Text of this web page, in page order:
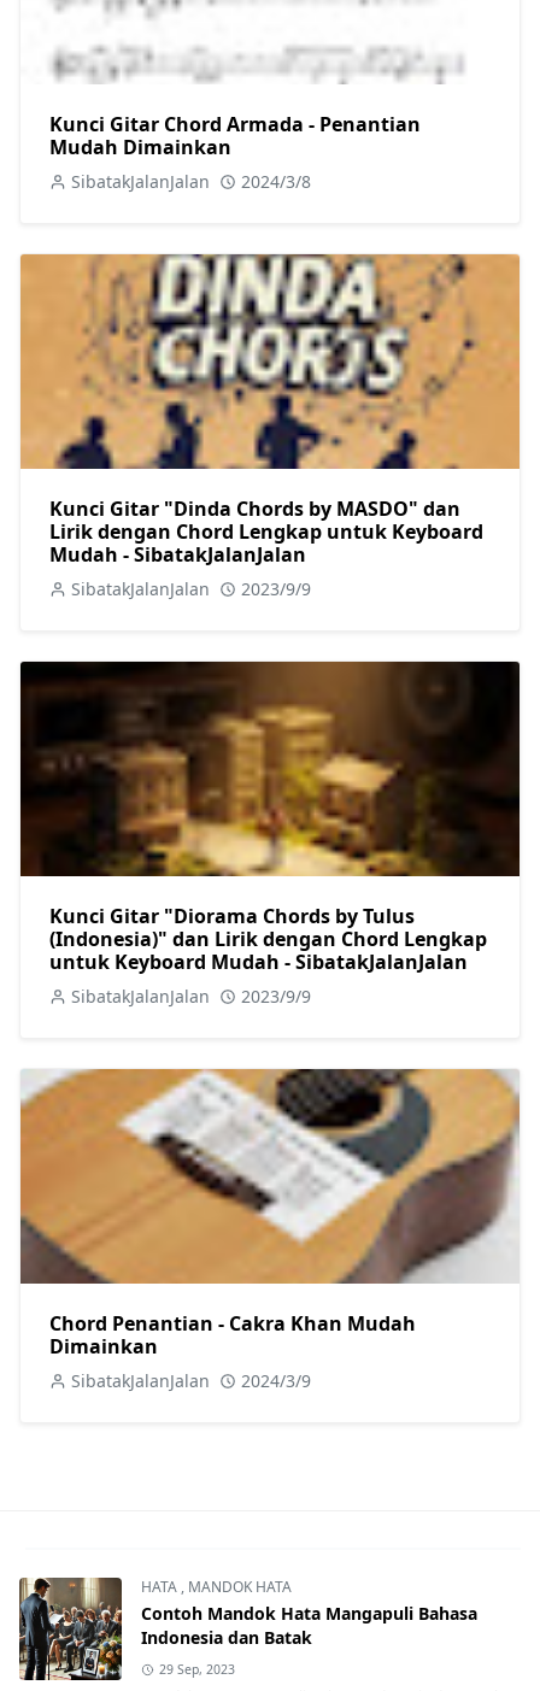
Kunci Gitar Chord Armada - Penantian
Mudah Dimainkan
SibatakJalanJalan 2024/3/8
Kunci Gitar "Dinda Chords by MASDO" dan
Lirik dengan Chord Lengkap untuk Keyboard
Mudah - SibatakJalanJalan
SibatakJalanJalan 2023/9/9
Kunci Gitar "Diorama Chords by Tulus
(Indonesia)" dan Lirik dengan Chord Lengkap
untuk Keyboard Mudah - SibatakJalanJalan
SibatakJalanJalan 2023/9/9
Chord Penantian - Cakra Khan Mudah
Dimainkan
SibatakJalanJalan 2024/3/9
HATA , MANDOK HATA
Contoh Mandok Hata Mangapuli Bahasa
Indonesia dan Batak
29 Sep, 2023